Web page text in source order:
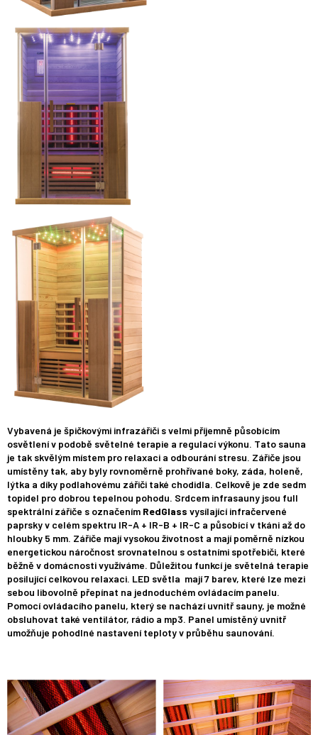
Vybavená je špičkovými infrazářiči s velmi příjemně působícím
osvětlení v podobě světelné terapie a regulací výkonu. Tato sauna
je tak skvělým místem pro relaxaci a odbourání stresu. Zářiče jsou
umístěny tak, aby byly rovnoměrně prohřívané boky, záda, holeně,
lýtka a díky podlahovému zářiči také chodidla. Celkově je zde sedm
topidel pro dobrou tepelnou pohodu. Srdcem infrasauny jsou full
spektrální zářiče s označením RedGlass vysílající infračervené
paprsky v celém spektru IR-A + IR-B + IR-C a působící v tkáni až do
hloubky 5 mm. Zářiče mají vysokou životnost a mají poměrně nízkou
energetickou náročnost srovnatelnou s ostatními spotřebiči, které
běžně v domácnosti využíváme. Důležitou funkcí je světelná terapie
posilující celkovou relaxaci. LED světla mají 7 barev, které lze mezi
sebou libovolně přepínat na jednoduchém ovládacím panelu.
Pomocí ovládacího panelu, který se nachází uvnitř sauny, je možné
obsluhovat také ventilátor, rádio a mp3. Panel umístěný uvnitř
umožňuje pohodlné nastavení teploty v průběhu saunování.